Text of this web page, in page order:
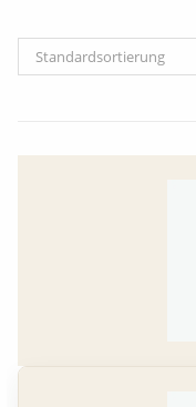
Standardsortierung